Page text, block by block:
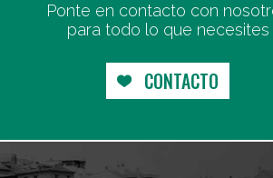
Ponte en contacto con
para todo lo que necesites
CONTACTO